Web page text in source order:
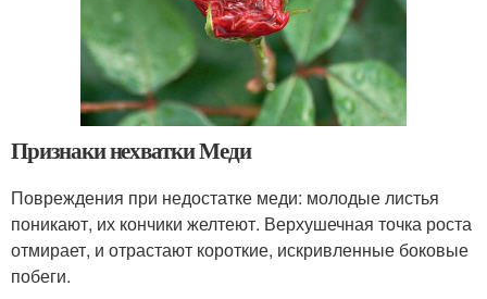
Признаки нехватки Меди
Повреждения при недостатке меди: молодые листья
поникают, их кончики желтеют. Верхушечная точка роста
отмирает, и отрастают короткие, искривленные боковые
побеги.